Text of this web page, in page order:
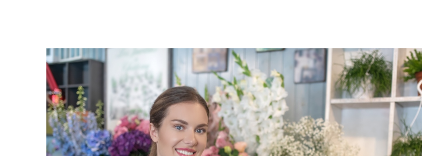
Quali sono le piante da regalare per un appartamento,
che purificano l’aria?
24/11/2025 Blog di Fiorista Online - Fiori e Piante da Regalare
Piante da regalare per un
appartamento